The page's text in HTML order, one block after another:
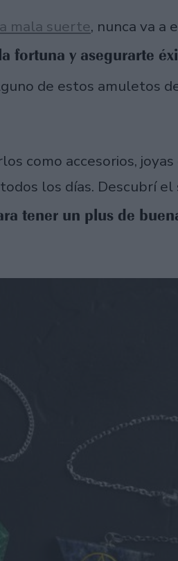
mala suerte, nunca va a
fortuna y asegurarte
de estos amuletos
como accesorios, joyas
los días. Descubrí el
tener un plus de